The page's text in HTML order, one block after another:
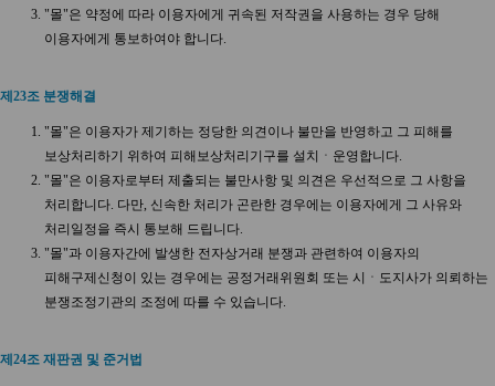
"몰"은 약정에 따라 이용자에게 귀속된 저작권을 사용하는 경우 당해
이용자에게 통보하여야 합니다.
제23조 분쟁해결
"몰"은 이용자가 제기하는 정당한 의견이나 불만을 반영하고 그 피해를
보상처리하기 위하여 피해보상처리기구를 설치ㆍ운영합니다.
"몰"은 이용자로부터 제출되는 불만사항 및 의견은 우선적으로 그 사항을
처리합니다. 다만, 신속한 처리가 곤란한 경우에는 이용자에게 그 사유와
처리일정을 즉시 통보해 드립니다.
"몰"과 이용자간에 발생한 전자상거래 분쟁과 관련하여 이용자의
피해구제신청이 있는 경우에는 공정거래위원회 또는 시ㆍ도지사가 의뢰하는
분쟁조정기관의 조정에 따를 수 있습니다.
제24조 재판권 및 준거법